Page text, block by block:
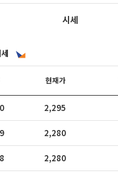
시세
현재가
2,295
2,280
2,280